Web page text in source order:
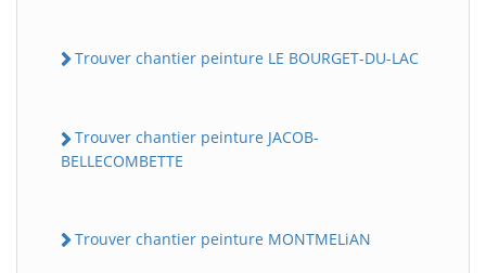
Trouver chantier peinture LE BOURGET-DU-LAC
Trouver chantier peinture JACOB-
BELLECOMBETTE
Trouver chantier peinture MONTMELiAN